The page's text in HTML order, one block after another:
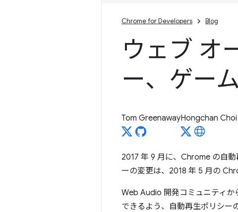
Chrome for Developers Blog
ウェブ オ
ー、ゲーム
Tom GreenawayHongchan Choi
2017 年 9 月に、Chrome の自
ーの変更は、2018 年 5 月の
Web Audio 開発コミュニティ
できるよう、自動再生ポリシー